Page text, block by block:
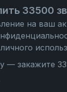
33500
на ваш
— закажите